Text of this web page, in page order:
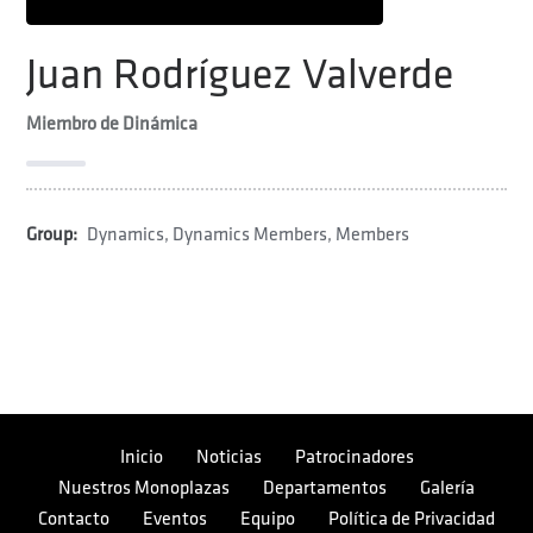
Juan Rodríguez Valverde
Miembro de Dinámica
Group: Dynamics, Dynamics Members, Members
Inicio Noticias
Patrocinadores
Nuestros Monoplazas
Departamentos
Galería
Contacto
Eventos Equipo Política de Privacidad